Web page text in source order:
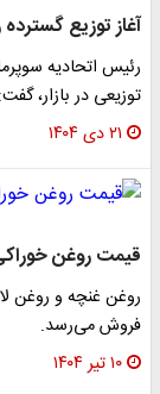
آغاز توزیع
رئیس اتحادیه
توزیعی در بازار،
۲۱ دی ۱۴۰۴
قیمت روغن خوراکی امروز ۱۰ تیر ۱۴۰۴ |
فروش می‌رسد.
۱۰ تیر ۱۴۰۴